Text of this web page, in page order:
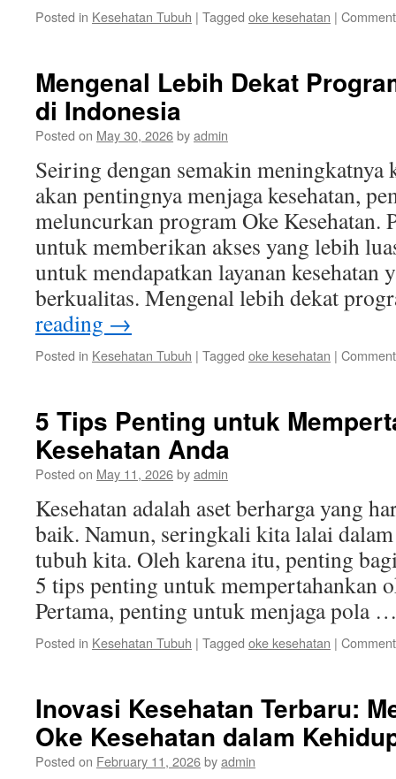
Posted in Kesehatan Tubuh | Tagged oke kesehatan |
Mengenal Lebih Dekat
di Indonesia
Posted on May 30, 2026byadmin
Seiring dengan semakin meningkatnya
akan pentingnya menjaga kesehatan,
meluncurkan program Oke Kesehatan.
untuk memberikan akses yang lebih
untuk mendapatkan layanan kesehatan
berkualitas. Mengenal lebih dekat
reading →
Posted in Kesehatan Tubuh | Tagged oke kesehatan |
5 Tips Penting untuk
Kesehatan Anda
Posted on May 11, 2026byadmin
Kesehatan adalah aset berharga yang
baik. Namun, seringkali kita lalai dalam
tubuh kita. Oleh karena itu, penting
5 tips penting untuk mempertahankan
Pertama, penting untuk menjaga pola
Posted in Kesehatan Tubuh | Tagged oke kesehatan |
Inovasi Kesehatan Terbaru:
Oke Kesehatan dalam
Posted on February 11, 2026byadmin